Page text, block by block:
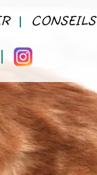
CONSEILS
INSTAGRAM